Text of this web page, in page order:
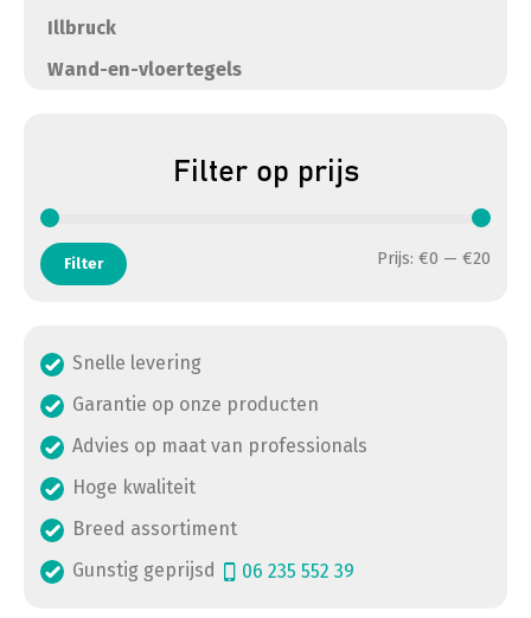
Illbruck
Wand-en-vloertegels
Filter op prijs
Filter Prijs: €0 — €20
Snelle levering
Garantie op onze producten
Advies op maat van professionals
Hoge kwaliteit
Breed assortiment
Gunstig geprijsd
06 235 552 39